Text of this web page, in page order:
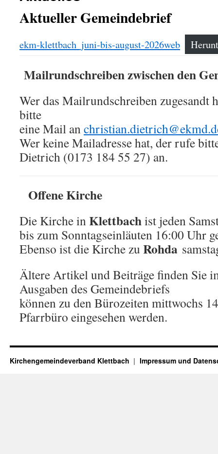
Aktueller Gemeindebrief
ekm-klettbach_juni-bis-august-2026web
Mailrundschreiben zwischen den
Wer das Mailrundschreiben zugesandt
bitte
eine Mail an
Wer keine Mailadresse hat, der rufe
Dietrich (0173 184 55 27) an.
Offene Kirche
Die Kirche inKlettbachist jeden
bis zum Sonntagseinläuten 16:00 Uhr
Ebenso ist die Kirche zu Rohda
Ältere Artikel und Beiträge finden Sie
Ausgaben des Gemeindebriefs
können zu den Bürozeiten mittwochs
Pfarrbüro eingesehen werden.
Kirchengemeindeverband Klettbach Impressum und